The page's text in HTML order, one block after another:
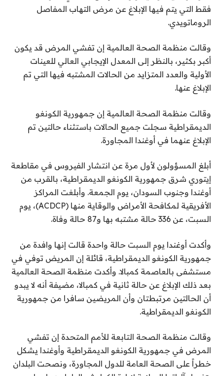
م
ن
ع
ن
ا
ص
ل
ا
ئ
م
ة
فقط التي يتم فيها الإبلاغ عن مرض التهاب المفاصل
الروماتويدي.
وقالت منظمة الصحة العالمية إن تفشي المرض قد يكون
أكبر بكثير، بالنظر إلى المعدل الإيجابي العالي للعينات
الأولية والعدد المتزايد من الحالات المشتبه فيها التي تم
الإبلاغ عنها.
وقالت منظمة الصحة العالمية إن جمهورية الكونغو
الديمقراطية سجلت جميع الحالات باستثناء حالتين تم
الإبلاغ عنهما في أوغندا المجاورة.
أبلغ المسؤولون لأول مرة عن انتشار الفيروس في مقاطعة
إيتوري شرق جمهورية الكونغو الديمقراطية، بالقرب من
أوغندا وجنوب السودان، يوم الجمعة. وأبلغت المراكز
الأفريقية لمكافحة الأمراض والوقاية منها (ACDCP)، يوم
السبت، عن 336 حالة مشتبه بها و87 حالة وفاة.
وأكدت أوغندا يوم السبت حالة واحدة قالت إنها وافدة من
جمهورية الكونغو الديمقراطية، قائلة إن المريض توفي في
مستشفى بالعاصمة كمبالا. وأكدت منظمة الصحة العالمية
بعد ذلك الإبلاغ عن حالة ثانية في كمبالا، مضيفة أنه لا يبدو
أن الحالتين مرتبطتان وأن المريضين سافرا من جمهورية
الكونغو الديمقراطية.
وقالت منظمة الصحة التابعة للأمم المتحدة إن تفشي
المرض في جمهورية الكونغو الديمقراطية وأوغندا يشكل
خطراً على الصحة العامة للدول المجاورة، ونصحت البلدان